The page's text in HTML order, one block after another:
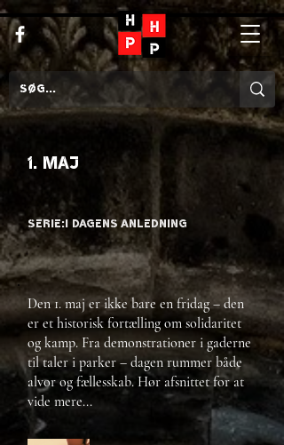
1. maj
Serie:I dagens anledning
Den 1. maj er ikke bare en fridag – den
er et historisk fortælling om solidaritet
og kamp. Fra demonstrationer i gaderne
til taler i parker – dagen rummer både
alvor og fællesskab. Hør afsnittet for at
vide mere...